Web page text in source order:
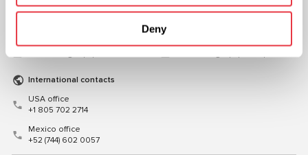
Deny
+38 (057) 728-49-64
+48 (83) 313-19-70
International contacts
USA office
+1 805 702 2714
Mexico office
+52 (744) 602 0057